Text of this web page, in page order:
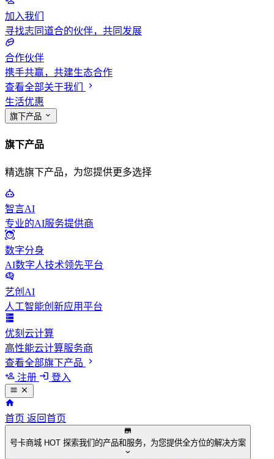
加入我们
寻找志同道合的伙伴，共同发展
合作伙伴
携手共赢，共建生态合作
查看全部关于我们
生活优惠
旗下产品
旗下产品
精选旗下产品，为您提供更多选择
智言AI
专业的AI服务提供商
数字分身
AI数字人技术领先平台
艺创AI
人工智能创新应用平台
优刻云计算
高性能云计算服务商
查看全部旗下产品
注册
登入
首页 返回首页
号卡商城 HOT 探索我们的产品和服务，为您提供全方位的解决方案